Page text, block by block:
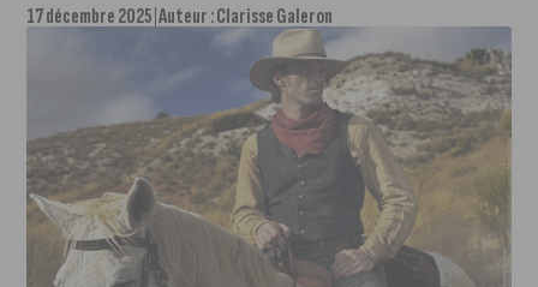
17 décembre 2025 Auteur :Clarisse Galeron